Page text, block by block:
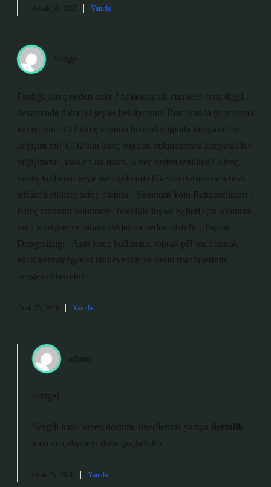
Aralık 30, 2025 Yanıtla
Simge
Fındığa kireç neden atılır ? hakkında ilk cümleler fena değil,
devamında daha iyi şeyler bekliyorum. Ben burada şu yoruma
kayıyorum: CO kireç suyunu bulandırdığında kimyasal bir
değişim mi? CO2’nin kireç suyunu bulandırması kimyasal bir
değişimdir . viao.co.uk doku. Kireç neden tehlikeli? Kireç,
yanlış kullanım veya aşırı miktarda tüketim durumunda bazı
tehlikeli etkilere sahip olabilir : Solunum Yolu Rahatsızlıkları :
Kireç tozunun solunması, özellikle inşaat işçileri için solunum
yolu tahrişine ve rahatsızlıklarına neden olabilir . Toprak
Dengesizliği : Aşırı kireç kullanımı, toprak pH’ını bozarak
ekosistem dengesini etkileyebilir ve besin maddelerinin
dengesini bozabilir .
Ocak 25, 2026 Yanıtla
admin
Simge!
Sevgili katkı veren dostum, önerileriniz yazıya derinlik
kattı ve çalışmayı daha güçlü kıldı.
Ocak 25, 2026 Yanıtla